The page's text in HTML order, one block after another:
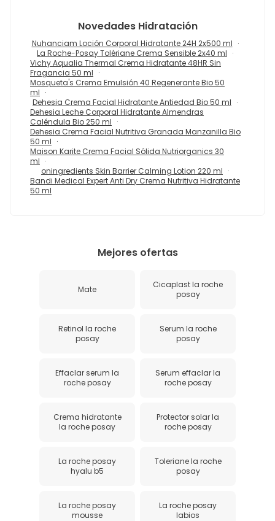
Novedades Hidratación
Nuhanciam Loción Corporal Hidratante 24H 2x500 ml
La Roche-Posay Tolériane Crema Sensible 2x40 ml
Vichy Aqualia Thermal Crema Hidratante 48HR Sin
Fragancia 50 ml
Mosqueta's Crema Emulsión 40 Regenerante Bio 50
ml
Dehesia Crema Facial Hidratante Antiedad Bio 50 ml
Dehesia Leche Corporal Hidratante Almendras
Caléndula Bio 250 ml
Dehesia Crema Facial Nutritiva Granada Manzanilla Bio
50 ml
Maison Karite Crema Facial Sólida Nutriorganics 30
ml
oningredients Skin Barrier Calming Lotion 220 ml
Bandi Medical Expert Anti Dry Crema Nutritiva Hidratante
50 ml
Mejores ofertas
Mate
Cicaplast la roche
posay
Retinol la roche
posay
Serum la roche
posay
Effaclar serum la
roche posay
Serum effaclar la
roche posay
Crema hidratante
la roche posay
Protector solar la
roche posay
La roche posay
hyalu b5
Toleriane la roche
posay
La roche posay
mousse
La roche posay
labios